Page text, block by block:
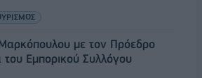
με τον Πρόεδρο
του Εμπορικού Συλλόγου